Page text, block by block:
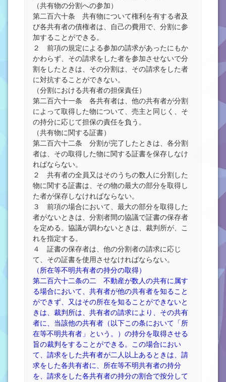
（共有物の分割への参加）
第二百六十条 共有物について権利を有する者及
び各共有者の債権者は、自己の費用で、分割に参
加することができる。
２ 前項の規定による参加の請求があったにもか
かわらず、その請求をした者を参加させないで分
割をしたときは、その分割は、その請求をした者
に対抗することができない。
（分割における共有者の担保責任）
第二百六十一条 各共有者は、他の共有者が分割
によって取得した物について、売主と同じく、そ
の持分に応じて担保の責任を負う。
（共有物に関する証書）
第二百六十二条 分割が完了したときは、各分割
者は、その取得した物に関する証書を保存しなけ
ればならない。
２ 共有者の全員又はそのうちの数人に分割した
物に関する証書は、その物の最大の部分を取得し
た者が保存しなければならない。
３ 前項の場合において、最大の部分を取得した
者がないときは、分割者間の協議で証書の保存者
を定める。協議が調わないときは、裁判所が、こ
れを指定する。
４ 証書の保存者は、他の分割者の請求に応じ
て、その証書を使用させなければならない。
（所在等不明共有者の持分の取得）
第二百六十二条の二 不動産が数人の共有に属す
る場合において、共有者が他の共有者を知ること
ができず、又はその所在を知ることができないと
きは、裁判所は、共有者の請求により、その共有
者に、当該他の共有者（以下この条において「所
在等不明共有者」という。）の持分を取得させる
旨の裁判をすることができる。この場合におい
て、請求をした共有者が二人以上あるときは、請
求をした各共有者に、所在等不明共有者の持分
を、請求をした各共有者の持分の割合で按分して